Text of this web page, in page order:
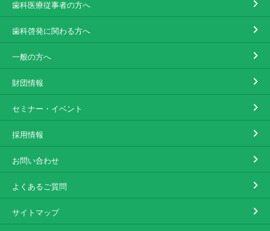
歯科医療従事者の方へ
歯科啓発に関わる方へ
一般の方へ
財団情報
セミナー・イベント
採用情報
お問い合わせ
よくあるご質問
サイトマップ